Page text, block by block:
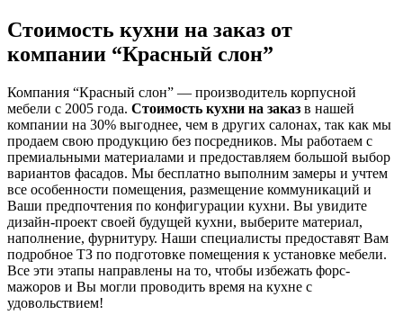
Стоимость кухни на заказ от
компании “Красный слон”
Компания “Красный слон” — производитель корпусной
мебели с 2005 года. Стоимость кухни на заказ в нашей
компании на 30% выгоднее, чем в других салонах, так как мы
продаем свою продукцию без посредников. Мы работаем с
премиальными материалами и предоставляем большой выбор
вариантов фасадов. Мы бесплатно выполним замеры и учтем
все особенности помещения, размещение коммуникаций и
Ваши предпочтения по конфигурации кухни. Вы увидите
дизайн-проект своей будущей кухни, выберите материал,
наполнение, фурнитуру. Наши специалисты предоставят Вам
подробное ТЗ по подготовке помещения к установке мебели.
Все эти этапы направлены на то, чтобы избежать форс-
мажоров и Вы могли проводить время на кухне с
удовольствием!